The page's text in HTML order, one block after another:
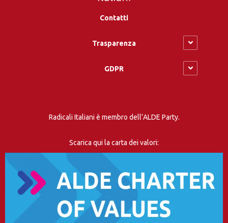
Contatti
Trasparenza
GDPR
Radicali Italiani è membro dell’ALDE Party.
Scarica qui la carta dei valori: